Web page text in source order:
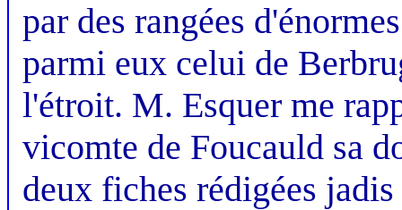
par des rangées
parmi eux celui de
l'étroit. M. Esquer me
vicomte de Foucauld sa
deux fiches rédigées